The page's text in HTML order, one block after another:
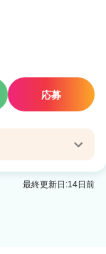
応募
最終更新日:14日前